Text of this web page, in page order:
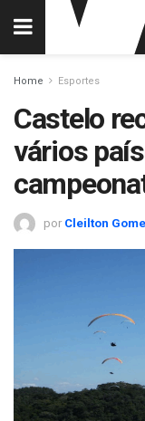
Home Esportes
Castelo
vários
por Cleilton